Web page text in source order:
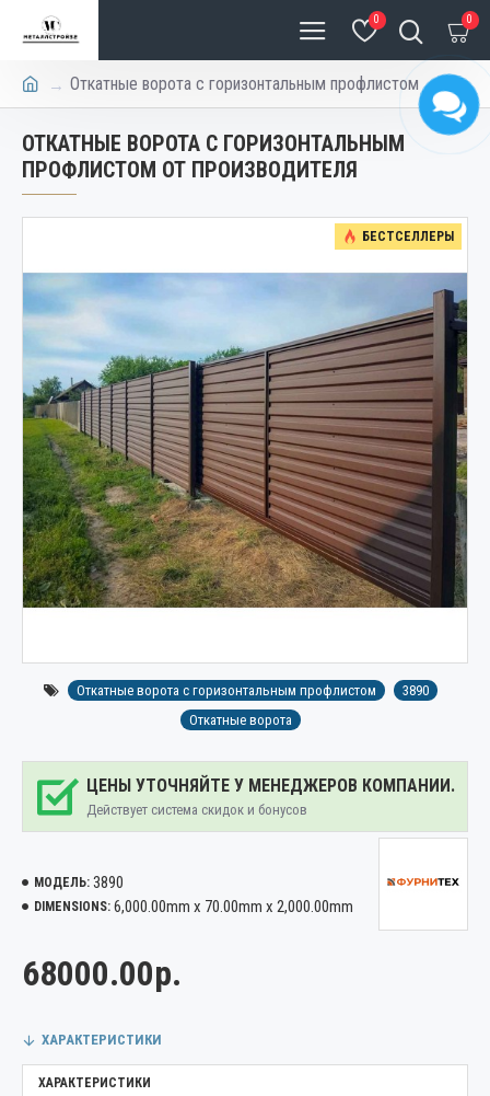
0 0
Откатные ворота с горизонтальным профлистом
ОТКАТНЫЕ ВОРОТА С ГОРИЗОНТАЛЬНЫМ
ПРОФЛИСТОМ ОТ ПРОИЗВОДИТЕЛЯ
БЕСТСЕЛЛЕРЫ
Откатные ворота с горизонтальным профлистом
3890
Откатные ворота
ЦЕНЫ УТОЧНЯЙТЕ У МЕНЕДЖЕРОВ КОМПАНИИ.
Действует система скидок и бонусов
МОДЕЛЬ: 3890
DIMENSIONS: 6,000.00mm x 70.00mm x 2,000.00mm
68000.00р.
ХАРАКТЕРИСТИКИ
ХАРАКТЕРИСТИКИ